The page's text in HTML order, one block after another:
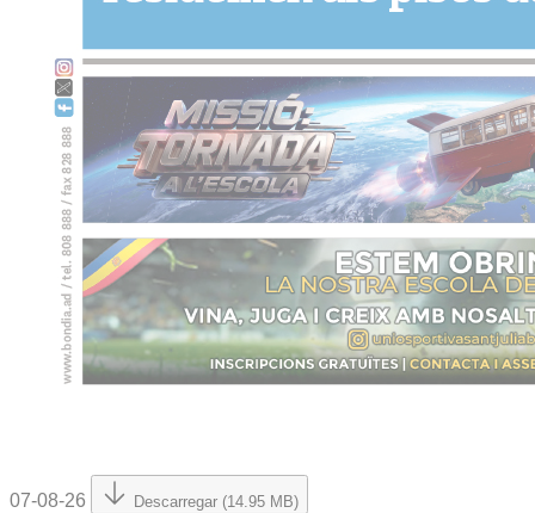
07-08-26 Descarregar (14.95 MB)